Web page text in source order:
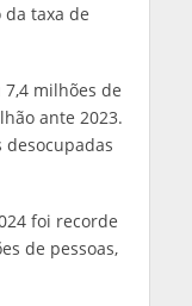
taxa de
milhões de
ante 2023.
desocupadas
foi recorde
de pessoas,